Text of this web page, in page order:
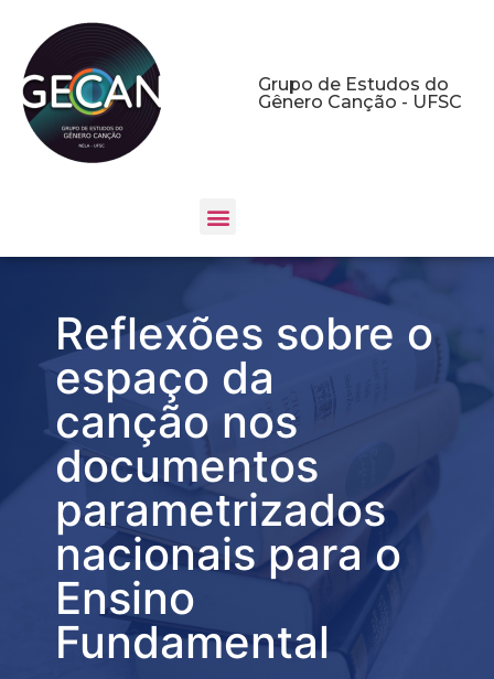
Grupo de Estudos do
Gênero Canção - UFSC
Reflexões sobre o
espaço da
canção nos
documentos
parametrizados
nacionais para o
Ensino
Fundamental